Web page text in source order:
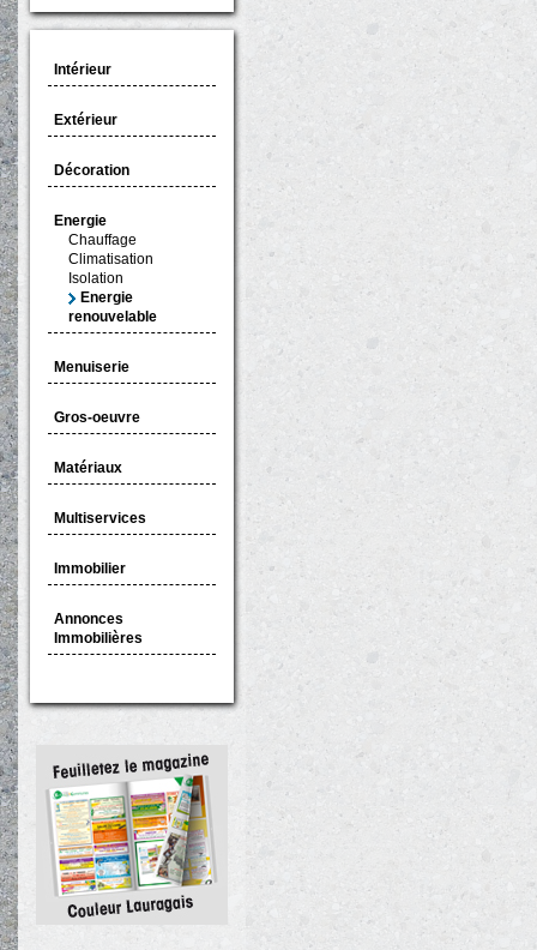
Intérieur
Extérieur
Décoration
Energie
Chauffage
Climatisation
Isolation
Energie
renouvelable
Menuiserie
Gros-oeuvre
Matériaux
Multiservices
Immobilier
Annonces
Immobilières